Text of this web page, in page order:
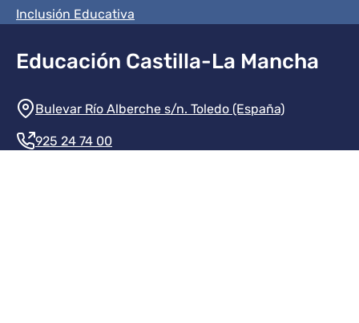
Inclusión Educativa
Educación Castilla-La Mancha
Información de la institución
Bulevar Río Alberche s/n. Toledo (España)
925 24 74 00